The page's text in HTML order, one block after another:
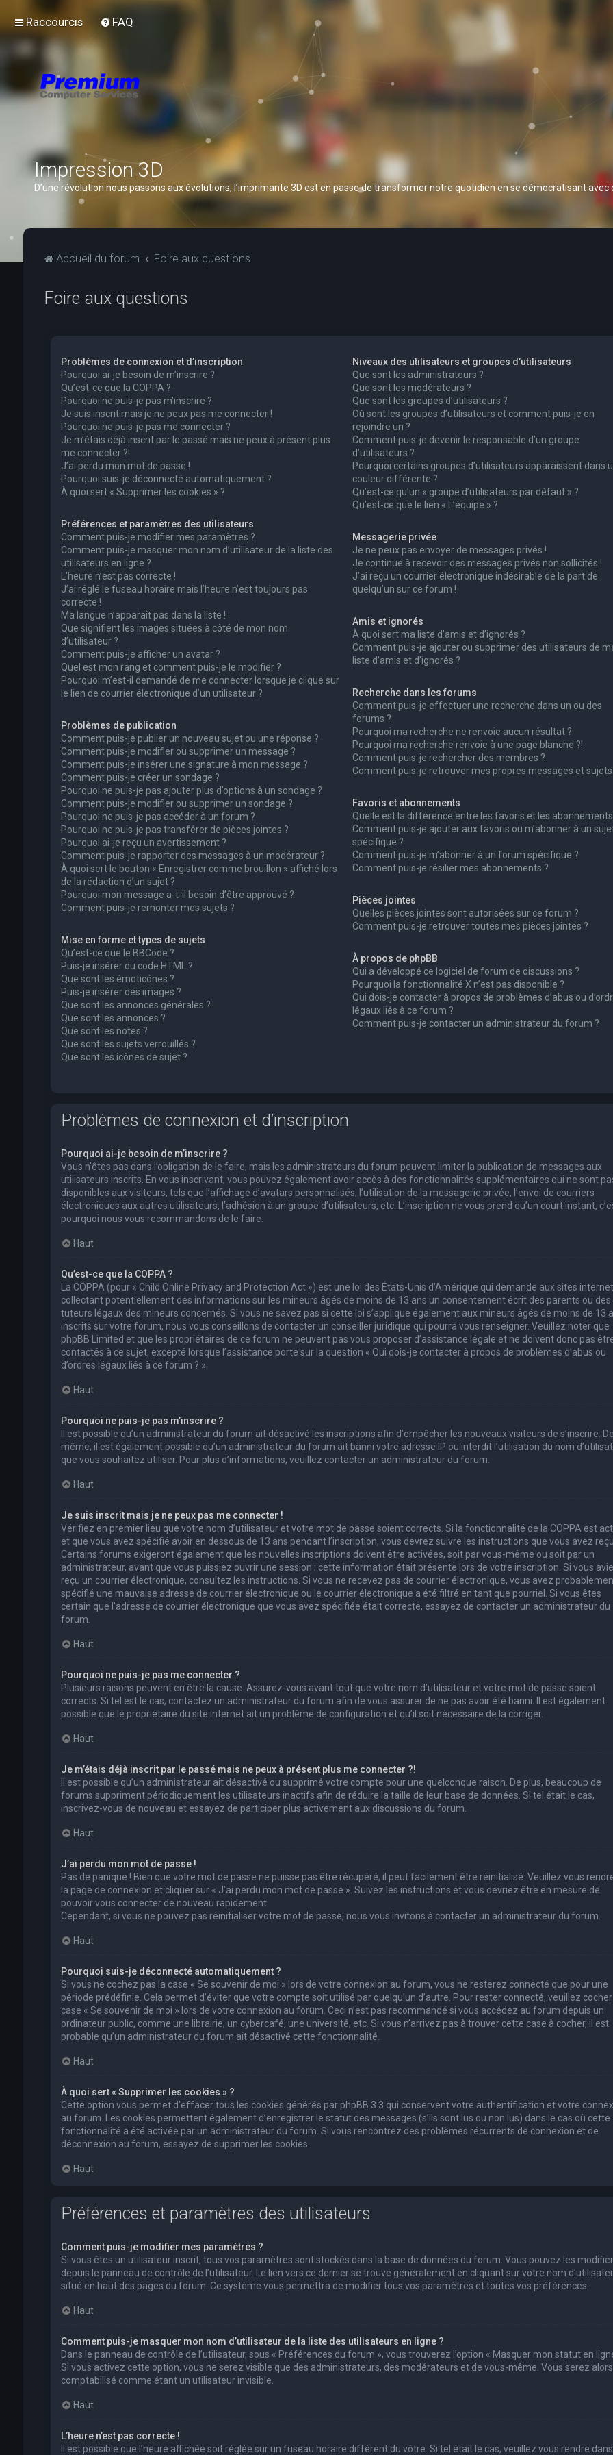
Raccourcis FAQ
Impression 3D
D’une révolution nous passons aux évolutions, l’imprimante 3D est en passe de transformer notre quotidien en se démocratisant
Accueil du forum Foire aux questions
Foire aux questions
Problèmes de connexion et d’inscription
Pourquoi ai-je besoin de m’inscrire ?
Qu’est-ce que la COPPA ?
Pourquoi ne puis-je pas m’inscrire ?
Je suis inscrit mais je ne peux pas me connecter !
Pourquoi ne puis-je pas me connecter ?
Je m’étais déjà inscrit par le passé mais ne peux à présent plus
me connecter ?!
J’ai perdu mon mot de passe !
Pourquoi suis-je déconnecté automatiquement ?
À quoi sert « Supprimer les cookies » ?
Préférences et paramètres des utilisateurs
Comment puis-je modifier mes paramètres ?
Comment puis-je masquer mon nom d’utilisateur de la liste des
utilisateurs en ligne ?
L’heure n’est pas correcte !
J’ai réglé le fuseau horaire mais l’heure n’est toujours pas
correcte !
Ma langue n’apparaît pas dans la liste !
Que signifient les images situées à côté de mon nom
d’utilisateur ?
Comment puis-je afficher un avatar ?
Quel est mon rang et comment puis-je le modifier ?
Pourquoi m’est-il demandé de me connecter lorsque je clique sur
le lien de courrier électronique d’un utilisateur ?
Problèmes de publication
Comment puis-je publier un nouveau sujet ou une réponse ?
Comment puis-je modifier ou supprimer un message ?
Comment puis-je insérer une signature à mon message ?
Comment puis-je créer un sondage ?
Pourquoi ne puis-je pas ajouter plus d’options à un sondage ?
Comment puis-je modifier ou supprimer un sondage ?
Pourquoi ne puis-je pas accéder à un forum ?
Pourquoi ne puis-je pas transférer de pièces jointes ?
Pourquoi ai-je reçu un avertissement ?
Comment puis-je rapporter des messages à un modérateur ?
À quoi sert le bouton « Enregistrer comme brouillon » affiché lors
de la rédaction d’un sujet ?
Pourquoi mon message a-t-il besoin d’être approuvé ?
Comment puis-je remonter mes sujets ?
Mise en forme et types de sujets
Qu’est-ce que le BBCode ?
Puis-je insérer du code HTML ?
Que sont les émoticônes ?
Puis-je insérer des images ?
Que sont les annonces générales ?
Que sont les annonces ?
Que sont les notes ?
Que sont les sujets verrouillés ?
Que sont les icônes de sujet ?
Niveaux des utilisateurs et groupes d’utilisateurs
Que sont les administrateurs ?
Que sont les modérateurs ?
Que sont les groupes d’utilisateurs ?
Où sont les groupes d’utilisateurs et comment puis-je en
rejoindre un ?
Comment puis-je devenir le responsable d’un groupe
d’utilisateurs ?
Pourquoi certains groupes d’utilisateurs apparaissent dans
couleur différente ?
Qu’est-ce qu’un « groupe d’utilisateurs par défaut » ?
Qu’est-ce que le lien « L’équipe » ?
Messagerie privée
Je ne peux pas envoyer de messages privés !
Je continue à recevoir des messages privés non sollicités !
J’ai reçu un courrier électronique indésirable de la part de
quelqu’un sur ce forum !
Amis et ignorés
À quoi sert ma liste d’amis et d’ignorés ?
Comment puis-je ajouter ou supprimer des utilisateurs de
liste d’amis et d’ignorés ?
Recherche dans les forums
Comment puis-je effectuer une recherche dans un ou des
forums ?
Pourquoi ma recherche ne renvoie aucun résultat ?
Pourquoi ma recherche renvoie à une page blanche ?!
Comment puis-je rechercher des membres ?
Comment puis-je retrouver mes propres messages et sujets
Favoris et abonnements
Quelle est la différence entre les favoris et les abonnements
Comment puis-je ajouter aux favoris ou m’abonner à un
spécifique ?
Comment puis-je m’abonner à un forum spécifique ?
Comment puis-je résilier mes abonnements ?
Pièces jointes
Quelles pièces jointes sont autorisées sur ce forum ?
Comment puis-je retrouver toutes mes pièces jointes ?
À propos de phpBB
Qui a développé ce logiciel de forum de discussions ?
Pourquoi la fonctionnalité X n’est pas disponible ?
Qui dois-je contacter à propos de problèmes d’abus ou
légaux liés à ce forum ?
Comment puis-je contacter un administrateur du forum ?
Problèmes de connexion et d’inscription
Pourquoi ai-je besoin de m’inscrire ?
Vous n’êtes pas dans l’obligation de le faire, mais les administrateurs du forum peuvent limiter la publication de messages aux
utilisateurs inscrits. En vous inscrivant, vous pouvez également avoir accès à des fonctionnalités supplémentaires qui ne sont
disponibles aux visiteurs, tels que l’affichage d’avatars personnalisés, l’utilisation de la messagerie privée, l’envoi de courriers
électroniques aux autres utilisateurs, l’adhésion à un groupe d’utilisateurs, etc. L’inscription ne vous prend qu’un court instant,
pourquoi nous vous recommandons de le faire.
Haut
Qu’est-ce que la COPPA ?
La COPPA (pour « Child Online Privacy and Protection Act ») est une loi des États-Unis d’Amérique qui demande aux sites internet
collectant potentiellement des informations sur les mineurs âgés de moins de 13 ans un consentement écrit des parents ou des
tuteurs légaux des mineurs concernés. Si vous ne savez pas si cette loi s’applique également aux mineurs âgés de moins de 13
inscrits sur votre forum, nous vous conseillons de contacter un conseiller juridique qui pourra vous renseigner. Veuillez noter que
phpBB Limited et que les propriétaires de ce forum ne peuvent pas vous proposer d’assistance légale et ne doivent donc pas
contactés à ce sujet, excepté lorsque l’assistance porte sur la question « Qui dois-je contacter à propos de problèmes d’abus ou
d’ordres légaux liés à ce forum ? ».
Haut
Pourquoi ne puis-je pas m’inscrire ?
Il est possible qu’un administrateur du forum ait désactivé les inscriptions afin d’empêcher les nouveaux visiteurs de s’inscrire. De
même, il est également possible qu’un administrateur du forum ait banni votre adresse IP ou interdit l’utilisation du nom
que vous souhaitez utiliser. Pour plus d’informations, veuillez contacter un administrateur du forum.
Haut
Je suis inscrit mais je ne peux pas me connecter !
Vérifiez en premier lieu que votre nom d’utilisateur et votre mot de passe soient corrects. Si la fonctionnalité de la COPPA est
et que vous avez spécifié avoir en dessous de 13 ans pendant l’inscription, vous devrez suivre les instructions que vous avez
Certains forums exigeront également que les nouvelles inscriptions doivent être activées, soit par vous-même ou soit par un
administrateur, avant que vous puissiez ouvrir une session ; cette information était présente lors de votre inscription. Si vous
reçu un courrier électronique, consultez les instructions. Si vous ne recevez pas de courrier électronique, vous avez
spécifié une mauvaise adresse de courrier électronique ou le courrier électronique a été filtré en tant que pourriel. Si vous êtes
certain que l’adresse de courrier électronique que vous avez spécifiée était correcte, essayez de contacter un administrateur du
forum.
Haut
Pourquoi ne puis-je pas me connecter ?
Plusieurs raisons peuvent en être la cause. Assurez-vous avant tout que votre nom d’utilisateur et votre mot de passe soient
corrects. Si tel est le cas, contactez un administrateur du forum afin de vous assurer de ne pas avoir été banni. Il est également
possible que le propriétaire du site internet ait un problème de configuration et qu’il soit nécessaire de la corriger.
Haut
Je m’étais déjà inscrit par le passé mais ne peux à présent plus me connecter ?!
Il est possible qu’un administrateur ait désactivé ou supprimé votre compte pour une quelconque raison. De plus, beaucoup de
forums suppriment périodiquement les utilisateurs inactifs afin de réduire la taille de leur base de données. Si tel était le cas,
inscrivez-vous de nouveau et essayez de participer plus activement aux discussions du forum.
Haut
J’ai perdu mon mot de passe !
Pas de panique ! Bien que votre mot de passe ne puisse pas être récupéré, il peut facilement être réinitialisé. Veuillez vous
la page de connexion et cliquer sur « J’ai perdu mon mot de passe ». Suivez les instructions et vous devriez être en mesure de
pouvoir vous connecter de nouveau rapidement.
Cependant, si vous ne pouvez pas réinitialiser votre mot de passe, nous vous invitons à contacter un administrateur du forum.
Haut
Pourquoi suis-je déconnecté automatiquement ?
Si vous ne cochez pas la case « Se souvenir de moi » lors de votre connexion au forum, vous ne resterez connecté que pour une
période prédéfinie. Cela permet d’éviter que votre compte soit utilisé par quelqu’un d’autre. Pour rester connecté, veuillez cocher
case « Se souvenir de moi » lors de votre connexion au forum. Ceci n’est pas recommandé si vous accédez au forum depuis un
ordinateur public, comme une librairie, un cybercafé, une université, etc. Si vous n’arrivez pas à trouver cette case à cocher, il est
probable qu’un administrateur du forum ait désactivé cette fonctionnalité.
Haut
À quoi sert « Supprimer les cookies » ?
Cette option vous permet d’effacer tous les cookies générés par phpBB 3.3 qui conservent votre authentification et votre
au forum. Les cookies permettent également d’enregistrer le statut des messages (s’ils sont lus ou non lus) dans le cas où cette
fonctionnalité a été activée par un administrateur du forum. Si vous rencontrez des problèmes récurrents de connexion et de
déconnexion au forum, essayez de supprimer les cookies.
Haut
Préférences et paramètres des utilisateurs
Comment puis-je modifier mes paramètres ?
Si vous êtes un utilisateur inscrit, tous vos paramètres sont stockés dans la base de données du forum. Vous pouvez les modifier
depuis le panneau de contrôle de l’utilisateur. Le lien vers ce dernier se trouve généralement en cliquant sur votre nom
situé en haut des pages du forum. Ce système vous permettra de modifier tous vos paramètres et toutes vos préférences.
Haut
Comment puis-je masquer mon nom d’utilisateur de la liste des utilisateurs en ligne ?
Dans le panneau de contrôle de l’utilisateur, sous « Préférences du forum », vous trouverez l’option « Masquer mon statut en
Si vous activez cette option, vous ne serez visible que des administrateurs, des modérateurs et de vous-même. Vous serez alors
comptabilisé comme étant un utilisateur invisible.
Haut
L’heure n’est pas correcte !
Il est possible que l’heure affichée soit réglée sur un fuseau horaire différent du vôtre. Si tel était le cas, veuillez vous rendre